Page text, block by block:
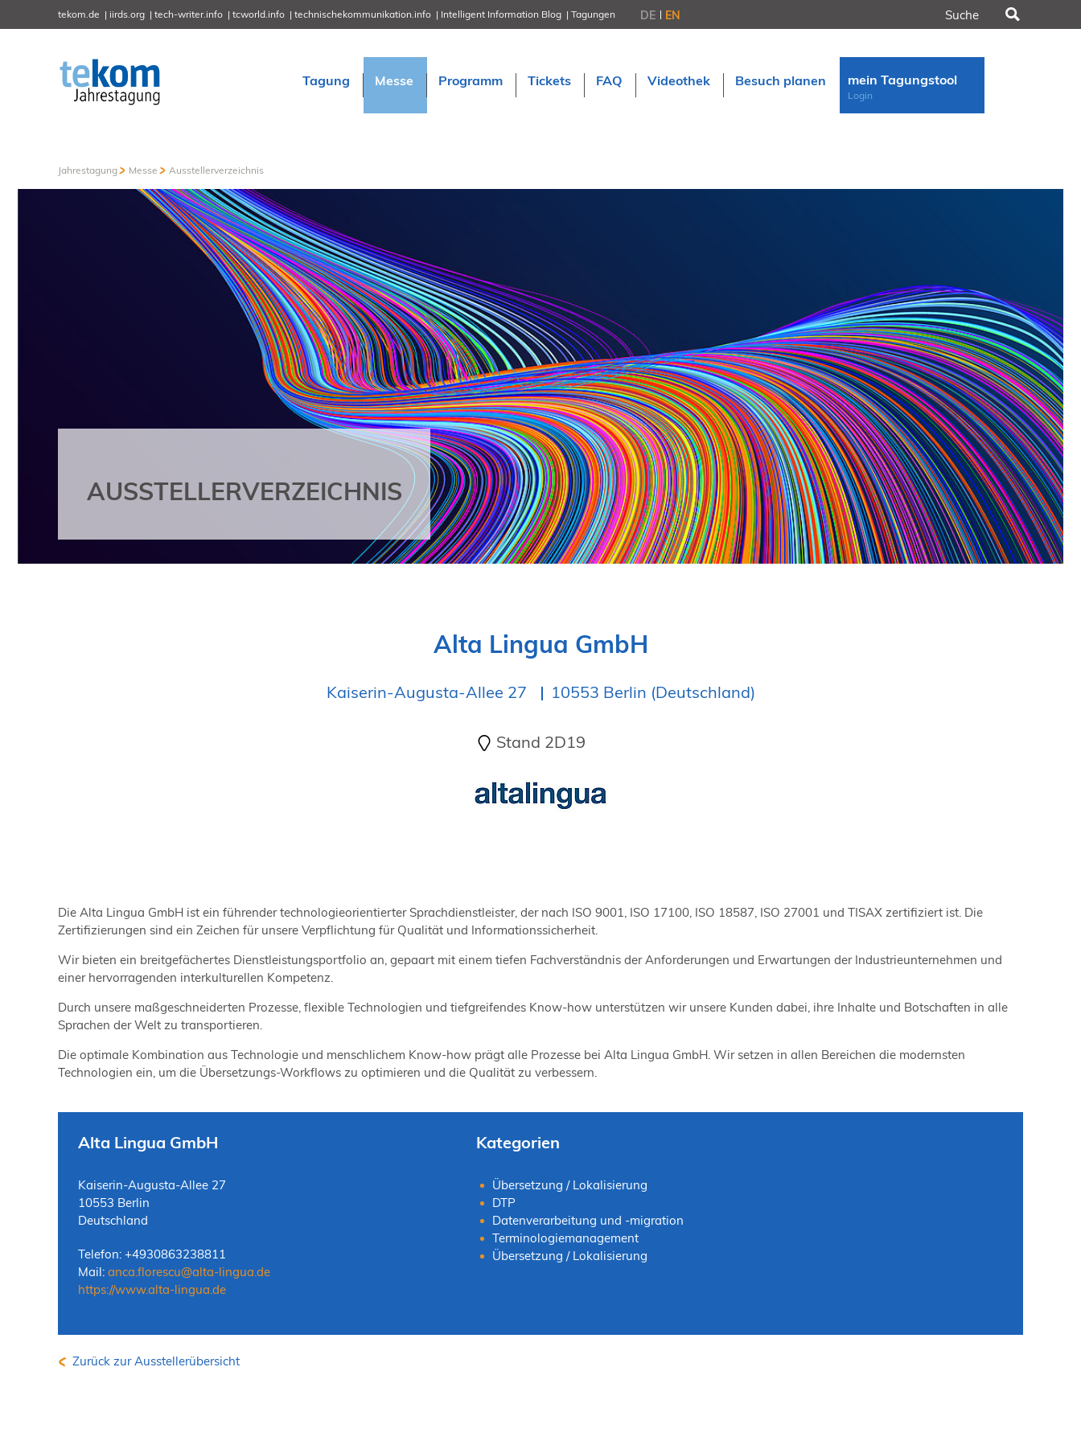
tekom.de iirds.org tech-writer.info tcworld.info technischekommunikation.info Intelligent Information Blog
Tagungen
Information Energy
21.-23. April 2027 Online
2.-3. Juni 2026 in Sofia
DE EN
Tagung Messe Programm Tickets FAQ Videothek Besuch planen mein Tagungstool
Login
Jahrestagung Messe Ausstellerverzeichnis
AUSSTELLERVERZEICHNIS
Alta Lingua GmbH
Kaiserin-Augusta-Allee 27 10553 Berlin (Deutschland)
Stand 2D19
Die Alta Lingua GmbH ist ein führender technologieorientierter Sprachdienstleister, der nach ISO 9001, ISO 17100, ISO 18587, ISO 27001 und TISAX zertifiziert ist. Die
Zertifizierungen sind ein Zeichen für unsere Verpflichtung für Qualität und Informationssicherheit.
Wir bieten ein breitgefächertes Dienstleistungsportfolio an, gepaart mit einem tiefen Fachverständnis der Anforderungen und Erwartungen der Industrieunternehmen und
einer hervorragenden interkulturellen Kompetenz.
Durch unsere maßgeschneiderten Prozesse, flexible Technologien und tiefgreifendes Know-how unterstützen wir unsere Kunden dabei, ihre Inhalte und Botschaften in alle
Sprachen der Welt zu transportieren.
Die optimale Kombination aus Technologie und menschlichem Know-how prägt alle Prozesse bei Alta Lingua GmbH. Wir setzen in allen Bereichen die modernsten
Technologien ein, um die Übersetzungs-Workflows zu optimieren und die Qualität zu verbessern.
Alta Lingua GmbH
Kaiserin-Augusta-Allee 27
10553 Berlin
Deutschland
Telefon: +4930863238811
Mail: anca.florescu@alta-lingua.de
https://www.alta-lingua.de
Kategorien
Übersetzung / Lokalisierung
DTP
Datenverarbeitung und -migration
Terminologiemanagement
Übersetzung / Lokalisierung
Zurück zur Ausstellerübersicht